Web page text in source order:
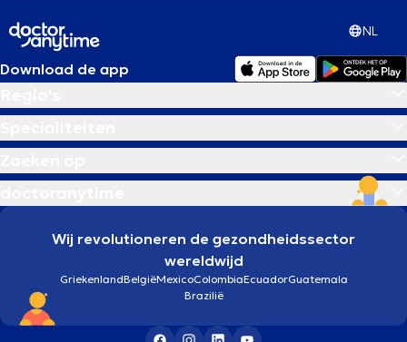
NL
Download de app
Wij revolutioneren de gezondheidssector
wereldwijd
GriekenlandBelgiëMexicoColombiaEcuadorGuatemala
Brazilië